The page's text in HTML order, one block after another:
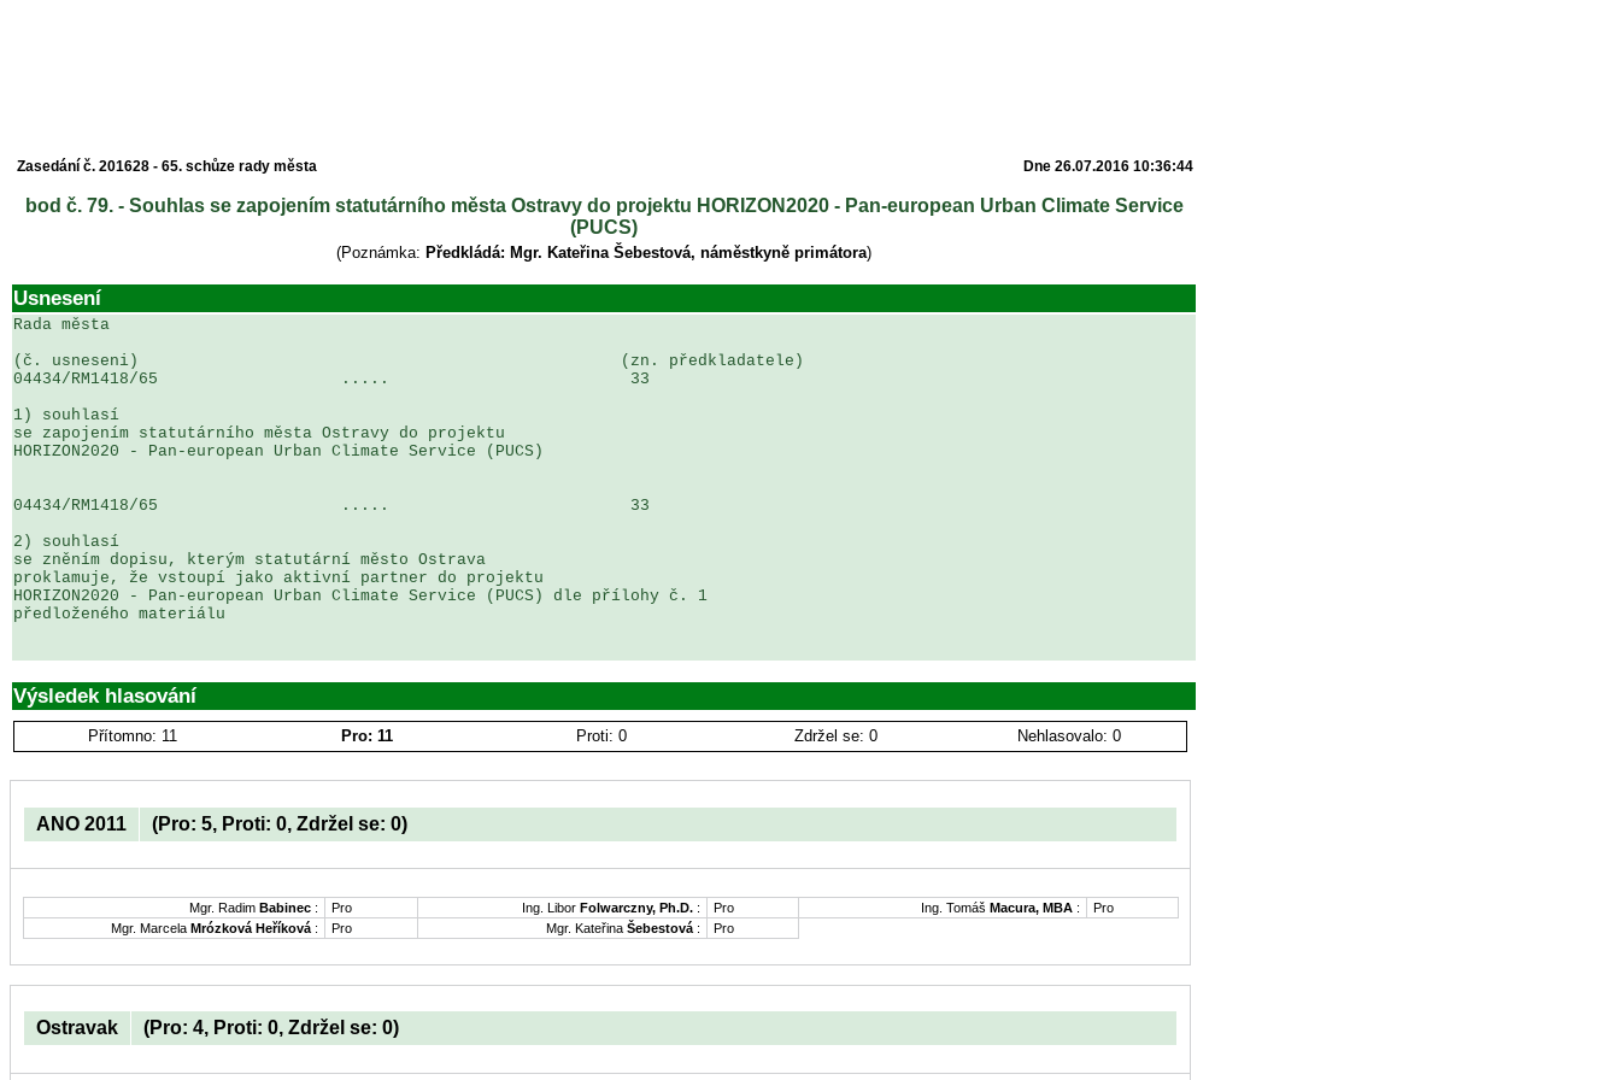
Zasedání č. 201628 - 65. schůze rady města Dne 26.07.2016 10:36:44
bod č. 79. - Souhlas se zapojením statutárního města Ostravy do projektu HORIZON2020 - Pan-european Urban Climate Service
(PUCS)
(Poznámka: Předkládá: Mgr. Kateřina Šebestová, náměstkyně primátora)
Usnesení
Rada města
(č. usneseni)                                                  (zn. předkladatele)
04434/RM1418/65                   .....                         33
1) souhlasí
se zapojením statutárního města Ostravy do projektu
HORIZON2020 - Pan-european Urban Climate Service (PUCS)
04434/RM1418/65                   .....                         33
2) souhlasí
se zněním dopisu, kterým statutární město Ostrava
proklamuje, že vstoupí jako aktivní partner do projektu
HORIZON2020 - Pan-european Urban Climate Service (PUCS) dle přílohy č. 1
předloženého materiálu
Výsledek hlasování
Přítomno: 11 Pro: 11 Proti: 0 Zdržel se: 0 Nehlasovalo: 0
ANO 2011 (Pro: 5, Proti: 0, Zdržel se: 0)
Mgr. Radim Babinec : Pro Ing. Libor Folwarczny, Ph.D. : Pro Ing. Tomáš Macura, MBA :
Pro
Mgr. Marcela Mrózková Heříková : Pro Mgr. Kateřina Šebestová : Pro
Ostravak (Pro: 4, Proti: 0, Zdržel se: 0)